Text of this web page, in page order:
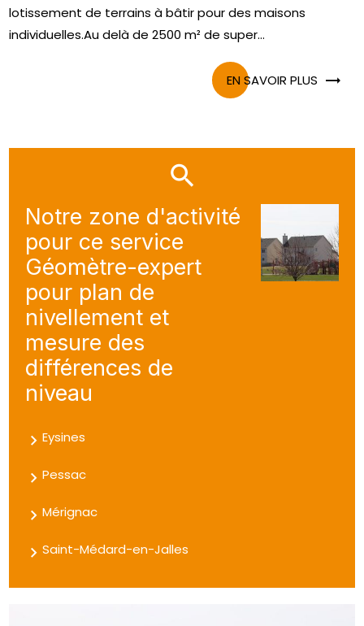
lotissement de terrains à bâtir pour des maisons
individuelles.Au delà de 2500 m² de super...
EN SAVOIR PLUS
Notre zone d'activité
pour ce service
Géomètre-expert
pour plan de
nivellement et
mesure des
différences de
niveau
Eysines
Pessac
Mérignac
Saint-Médard-en-Jalles